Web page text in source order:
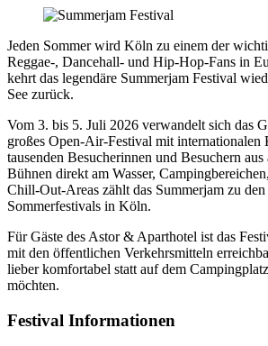
Jeden Sommer wird Köln zu einem der
Reggae-, Dancehall- und Hip-Hop-Fans in
kehrt das legendäre Summerjam Festival
See zurück.
Vom 3. bis 5. Juli 2026 verwandelt sich das
großes Open-Air-Festival mit internationalen
tausenden Besucherinnen und Besuchern
Bühnen direkt am Wasser,
Chill-Out-Areas zählt das Summerjam zu den
Sommerfestivals in Köln.
Für Gäste des Astor & Aparthotel ist das
mit den öffentlichen Verkehrsmitteln
lieber komfortabel statt auf dem
möchten.
Festival Informationen